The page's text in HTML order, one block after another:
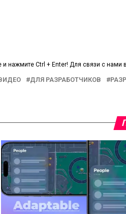
нажмите Ctrl + Enter! Для связи с нами
ДЛЯ РАЗРАБОТЧИКОВ